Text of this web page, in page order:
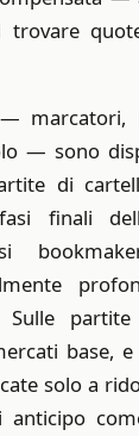
marcatori,
— sono
di
finali
partite
base,
solo a